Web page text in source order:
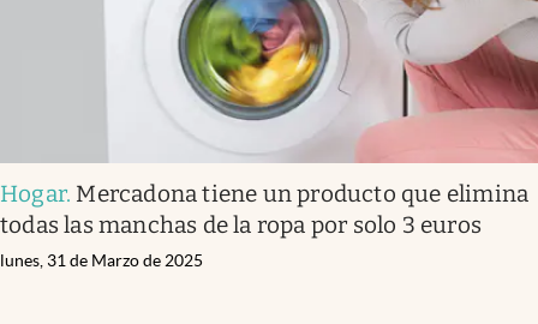
Hogar. Mercadona tiene un producto que elimina
todas las manchas de la ropa por solo 3 euros
lunes, 31 de Marzo de 2025